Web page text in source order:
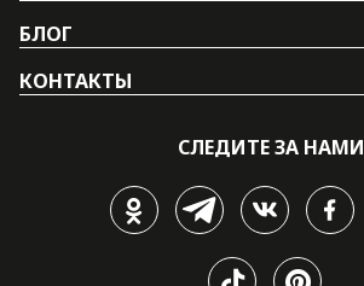
БЛОГ
КОНТАКТЫ
СЛЕДИТЕ ЗА НАМИ